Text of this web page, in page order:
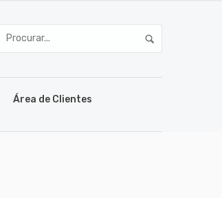
Área de Clientes